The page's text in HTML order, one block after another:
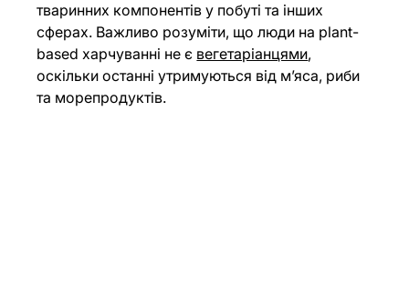
тваринних компонентів у побуті та інших
сферах. Важливо розуміти, що люди на plant-
based харчуванні не є вегетаріанцями,
оскільки останні утримуються від мʼяса, риби
та морепродуктів.